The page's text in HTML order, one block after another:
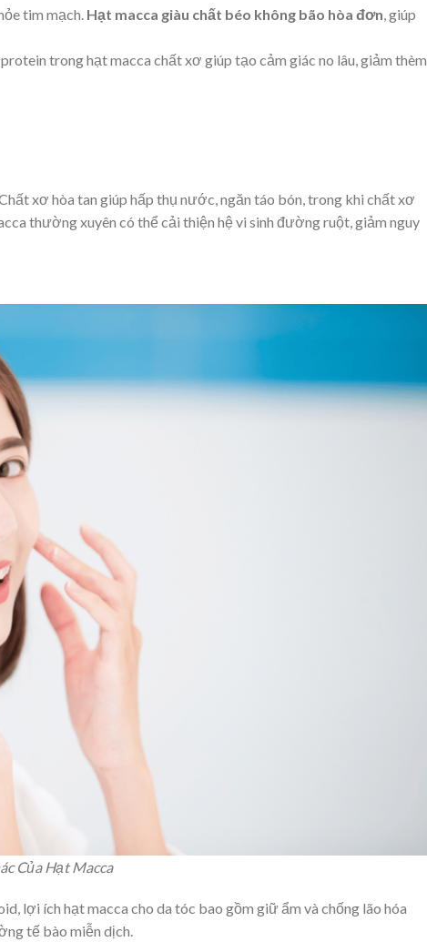
tim mạch. Hạt macca giàu chất béo không bão hòa đơn, giúp
trong hạt macca chất xơ giúp tạo cảm giác no lâu, giảm thèm
xơ hòa tan giúp hấp thụ nước, ngăn táo bón, trong khi chất xơ
thường xuyên có thể cải thiện hệ vi sinh đường ruột, giảm nguy
Của Hạt Macca
lợi ích hạt macca cho da tóc bao gồm giữ ẩm và chống lão hóa
tế bào miễn dịch.